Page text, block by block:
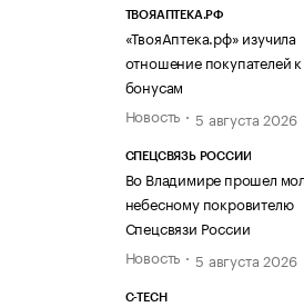
ТВОЯАПТЕКА.РФ
«ТвояАптека.рф» изучила
отношение покупателей к
бонусам
Новость
5 августа 2026
СПЕЦСВЯЗЬ РОССИИ
Во Владимире прошел
небесному покровителю
Спецсвязи России
Новость
5 августа 2026
C-TECH